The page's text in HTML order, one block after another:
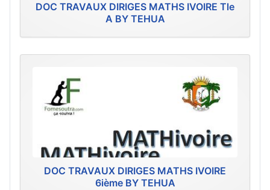
DOC TRAVAUX DIRIGES MATHS IVOIRE Tle
A BY TEHUA
DOC TRAVAUX DIRIGES MATHS IVOIRE
6ième BY TEHUA